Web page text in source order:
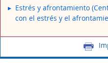
Estrés y afrontamiento
con el estrés y el